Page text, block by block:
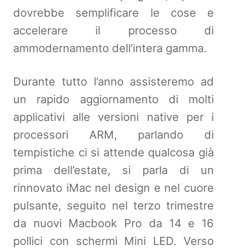
dovrebbe semplificare le cose e
accelerare il processo di
ammodernamento dell’intera gamma.
Durante tutto l’anno assisteremo ad
un rapido aggiornamento di molti
applicativi alle versioni native per i
processori ARM, parlando di
tempistiche ci si attende qualcosa già
prima dell’estate, si parla di un
rinnovato iMac nel design e nel cuore
pulsante, seguito nel terzo trimestre
da nuovi Macbook Pro da 14 e 16
pollici con schermi Mini LED. Verso